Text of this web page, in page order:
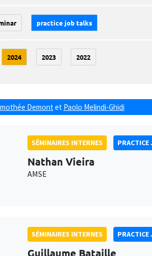
practice job talks
2024 2023 2022
Demont et Paolo Melindi-Ghidi
SÉMINAIRES INTERNES PRACTICE
Nathan Vieira
AMSE
SÉMINAIRES INTERNES PRACTICE
Guillaume Bataille